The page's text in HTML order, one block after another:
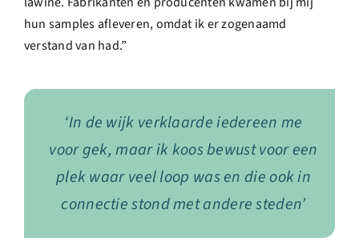
hun samples afleveren, omdat ik er zogenaamd
verstand van had.”
‘In de wijk verklaarde iedereen me
voor gek, maar ik koos bewust voor een
plek waar veel loop was en die ook in
connectie stond met andere steden’